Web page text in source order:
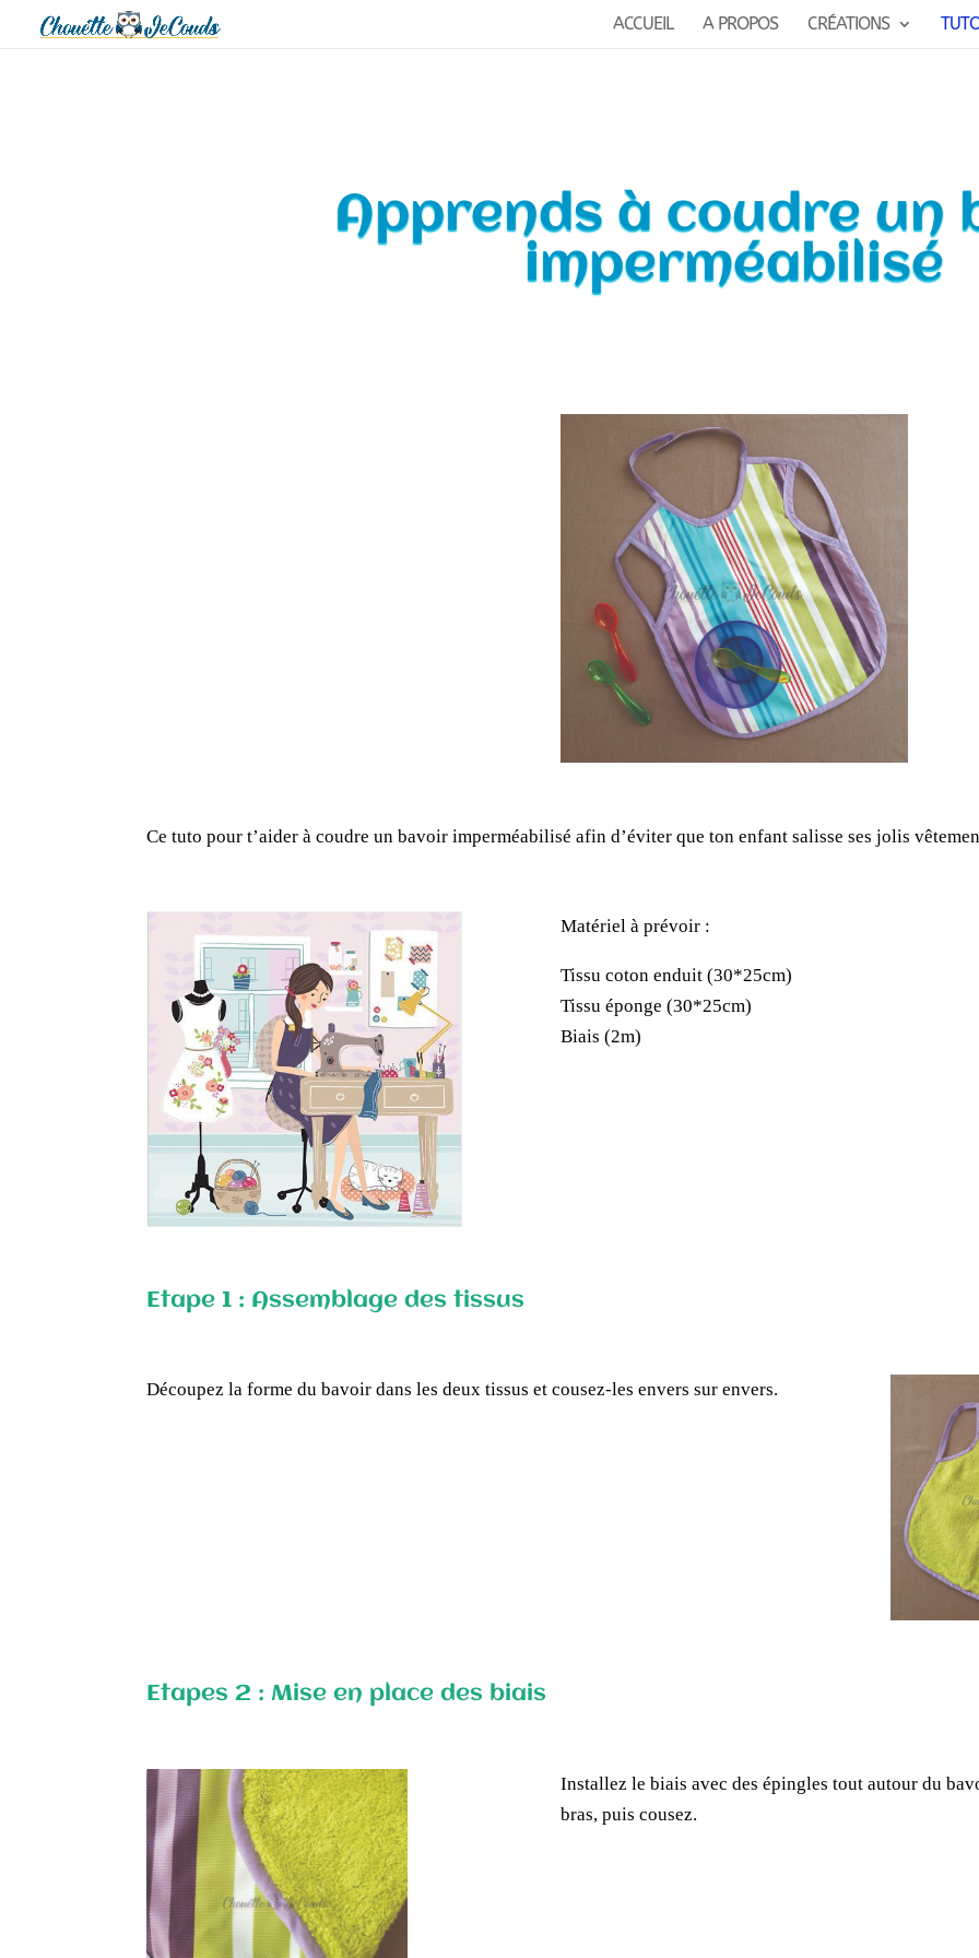
ACCUEIL A PROPOS CRÉATIONS
Apprends à coudre un
imperméabilisé
Ce tuto pour t’aider à coudre un bavoir imperméabilisé afin d’éviter que ton enfant salisse ses jolis
Matériel à prévoir :
Tissu coton enduit (30*25cm)
Tissu éponge (30*25cm)
Biais (2m)
Etape 1 : Assemblage des tissus
Découpez la forme du bavoir dans les deux tissus et cousez-les envers sur envers.
Etapes 2 : Mise en place des biais
Installez le biais avec des épingles tout autour du
bras, puis cousez.